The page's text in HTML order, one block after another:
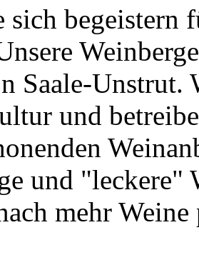
sich begeistern
Saale-Unstrut.
und
und "leckere"
mehr